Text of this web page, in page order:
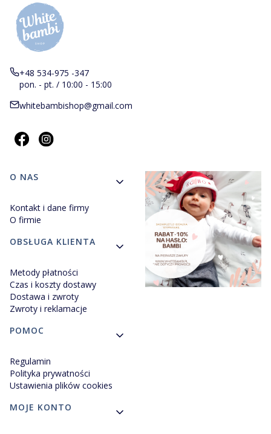
+48 534-975 -347
pon. - pt. / 10:00 - 15:00
whitebambishop@gmail.com
Linki w stopce
O NAS
Kontakt i dane firmy
O firmie
OBSŁUGA KLIENTA
Metody płatności
Czas i koszty dostawy
Dostawa i zwroty
Zwroty i reklamacje
POMOC
Regulamin
Polityka prywatności
Ustawienia plików cookies
MOJE KONTO